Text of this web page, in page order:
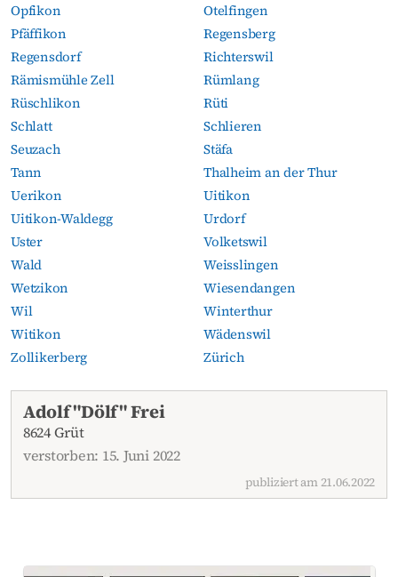
Opfikon
Otelfingen
Pfäffikon
Regensberg
Regensdorf
Richterswil
Rämismühle Zell
Rümlang
Rüschlikon
Rüti
Schlatt
Schlieren
Seuzach
Stäfa
Tann
Thalheim an der Thur
Uerikon
Uitikon
Uitikon-Waldegg
Urdorf
Uster
Volketswil
Wald
Weisslingen
Wetzikon
Wiesendangen
Wil
Winterthur
Witikon
Wädenswil
Zollikerberg
Zürich
Aktuelle Todesanzeigen
Adolf "Dölf" Frei
8624 Grüt
verstorben: 15. Juni 2022
publiziert am 21.06.2022